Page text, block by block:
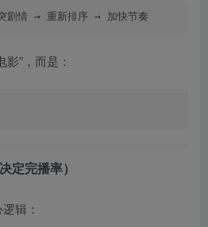
剧情 → 重新排序 → 加快节奏
”，而是：
定完播率）
辑：